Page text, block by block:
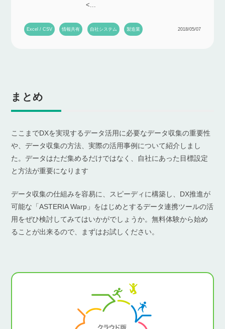
<...
Excel / CSV 情報共有 自社システム 製造業 2018/05/07
まとめ
ここまでDXを実現するデータ活用に必要なデータ収集の重要性
や、データ収集の方法、実際の活用事例について紹介しまし
た。データはただ集めるだけではなく、自社にあった目標設定
と方法が重要になります
データ収集の仕組みを容易に、スピーディに構築し、DX推進が
可能な「ASTERIA Warp」をはじめとするデータ連携ツールの活
用をぜひ検討してみてはいかがでしょうか。無料体験から始め
ることが出来るので、まずはお試しください。